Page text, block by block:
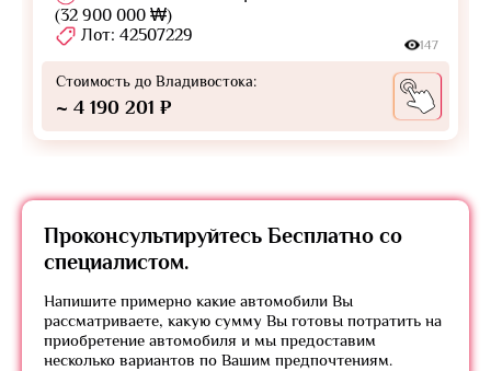
(32 900 000 ₩)
Лот: 42507229
147
Стоимость до Владивостока:
~ 4 190 201 ₽
Проконсультируйтесь Бесплатно со
специалистом.
Напишите примерно какие автомобили Вы
рассматриваете, какую сумму Вы готовы потратить на
приобретение автомобиля и мы предоставим
несколько вариантов по Вашим предпочтениям.